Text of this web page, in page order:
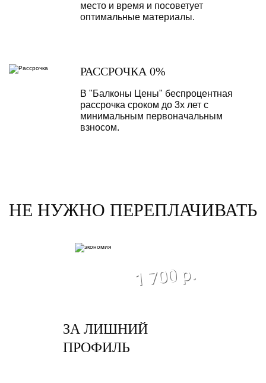
место и время и посоветует
оптимальные материалы.
РАССРОЧКА 0%
В "Балконы Цены" беспроцентная
рассрочка сроком до 3х лет с
минимальным первоначальным
взносом.
НЕ НУЖНО ПЕРЕПЛАЧИВАТЬ
1 700 р.
ЗА ЛИШНИЙ
ПРОФИЛЬ